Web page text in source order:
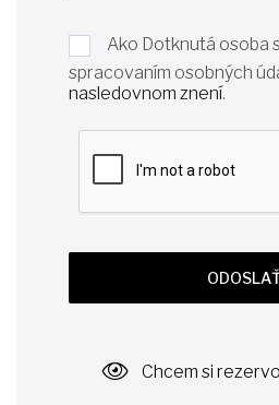
Ako Dotknutá osoba
spracovaním osobných
nasledovnom znení.
Chcem si